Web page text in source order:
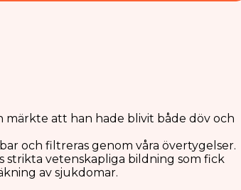
märkte att han hade blivit både döv och
och filtreras genom våra övertygelser.
strikta vetenskapliga bildning som fick
av sjukdomar.